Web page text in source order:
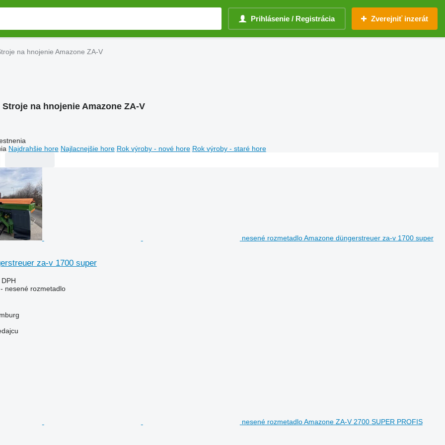
Prihlásenie / Registrácia Zverejniť inzerát
na hnojenie Amazone ZA-V
Stroje na hnojenie Amazone ZA-V
Najdrahšie hore Najlacnejšie hore Rok výroby - nové hore Rok výroby - staré hore
nesené rozmetadlo Amazone düngerstreuer za-v 1700 super
za-v 1700 super
nesené rozmetadlo
nesené rozmetadlo Amazone ZA-V 2700 SUPER PROFIS